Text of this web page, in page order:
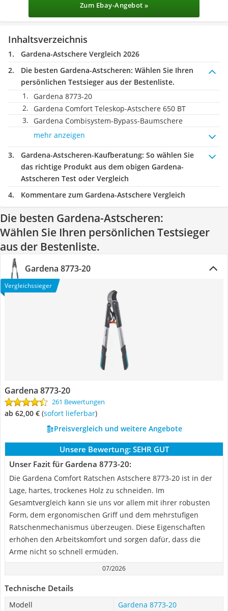
Zum Ebay-Angebot »
Inhaltsverzeichnis
Gardena-Astschere Vergleich 2026
Die besten Gardena-Astscheren: Wählen Sie Ihren
persönlichen Testsieger aus der Bestenliste.
Gardena 8773-20
Gardena Comfort Teleskop-Astschere 650 BT
Gardena Combisystem-Bypass-Baumschere
mehr anzeigen
Gardena-Astscheren-Kaufberatung: So wählen Sie
das richtige Produkt aus dem obigen Gardena-
Astscheren Test oder Vergleich
Kommentare zum Gardena-Astschere Vergleich
Die besten Gardena-Astscheren:
Wählen Sie Ihren persönlichen Testsieger
aus der Bestenliste.
Gardena 8773-20
Vergleichssieger
Gardena 8773-20
261 Bewertungen
ab 62,00 € ( Sofort lieferbar)
Preisvergleich und weitere Angebote
Unsere Bewertung: SEHR GUT
Unser Fazit für Gardena 8773-20:
Die Gardena Comfort Ratschen Astschere 8773-20 ist in der
Lage, hartes, trockenes Holz zu schneiden. Im
Gesamtvergleich kann sie uns vor allem mit ihrer robusten
Form, dem ergonomischen Griff und dem mehrstufigen
Ratschenmechanismus überzeugen. Diese Eigenschaften
erhöhen den Arbeitskomfort und sorgen dafür, dass die
Arme nicht so schnell ermüden.
07/2026
Technische Details
Modell Gardena 8773-20